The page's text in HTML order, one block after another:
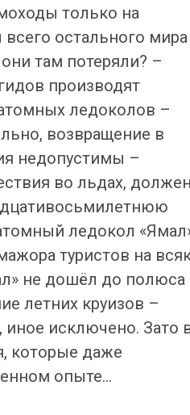
только на
остального мира
там потеряли? –
производят
ледоколов –
возвращение в
недопустимы –
во льдах, должен
ледокол
туристов на
не дошёл до полюса
летних круизов –
иное исключено. Зато
которые даже
опыте...